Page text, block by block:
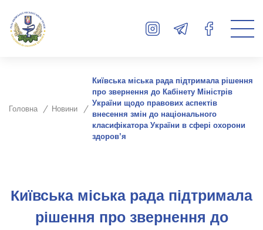
Головна Новини
Київська міська рада підтримала рішення
про звернення до Кабінету Міністрів
України щодо правових аспектів
внесення змін до національного
класифікатора України в сфері охорони
здоров’я
Київська міська рада підтримала
рішення про звернення до